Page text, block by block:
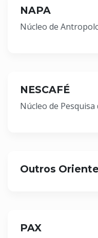
NAPA
Núcleo de
NESCAFÉ
Núcleo de Pesquisa
Outros
PAX